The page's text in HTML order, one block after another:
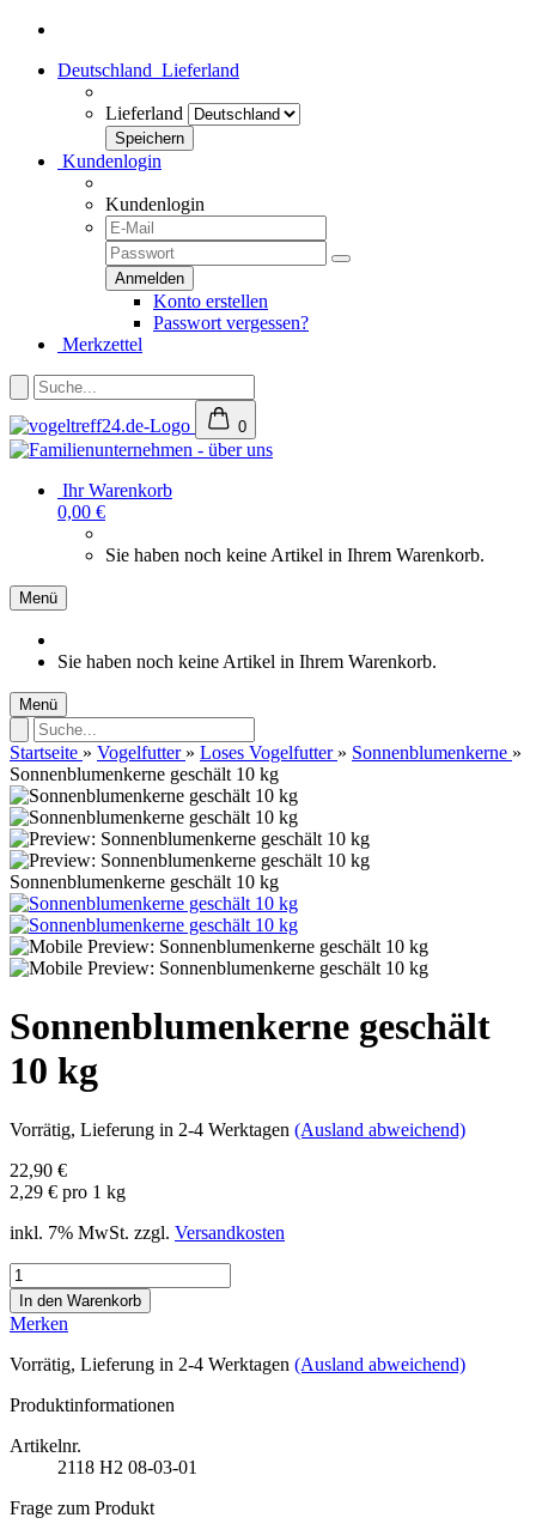
Deutschland Lieferland
Lieferland
Kundenlogin
Kundenlogin
Konto erstellen
Passwort vergessen?
Merkzettel
0
Ihr Warenkorb
0,00 €
Sie haben noch keine Artikel in Ihrem Warenkorb.
Menü
Sie haben noch keine Artikel in Ihrem Warenkorb.
Menü
Startseite » Vogelfutter » Loses Vogelfutter » Sonnenblumenkerne »
Sonnenblumenkerne geschält 10 kg
Sonnenblumenkerne geschält 10 kg
Sonnenblumenkerne geschält
10 kg
Vorrätig, Lieferung in 2-4 Werktagen (Ausland abweichend)
22,90 €
2,29 € pro 1 kg
inkl. 7% MwSt. zzgl. Versandkosten
Merken
Vorrätig, Lieferung in 2-4 Werktagen (Ausland abweichend)
Produktinformationen
Artikelnr.
2118 H2 08-03-01
Frage zum Produkt